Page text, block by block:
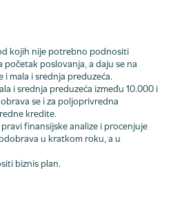
kojih nije potrebno podnositi
poslovanja, a daju se na
mala i srednja preduzeća.
i srednja preduzeća između 10.000 i
se i za poljoprivredna
kredite.
finansijske analize i procenjuje
u kratkom roku, a u
biznis plan.